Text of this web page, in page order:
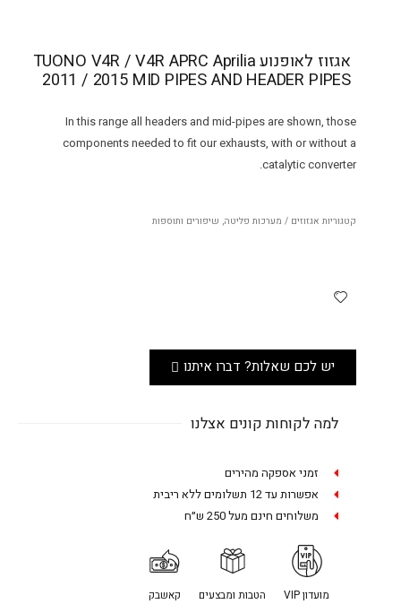
אגזוז לאופנוע TUONO V4R / V4R APRC Aprilia
2011 / 2015 MID PIPES AND HEADER PIPES
In this range all headers and mid-pipes are shown, those
components needed to fit our exhausts, with or without a
catalytic converter.
קטגוריות אגזוזים / מערכות פליטה, שיפורים ותוספות
יש לכם שאלות? דברו איתנו
למה לקוחות קונים אצלנו
זמני אספקה מהירים
אפשרות עד 12 תשלומים ללא ריבית
משלוחים חינם מעל 250 ש״ח
מועדון VIP הטבות ומבצעים קאשבק